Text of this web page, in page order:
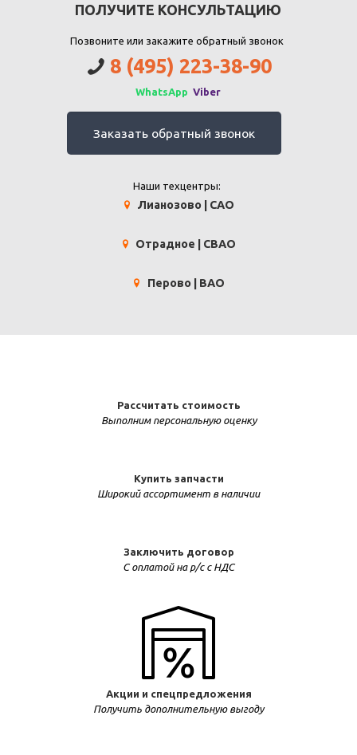
ПОЛУЧИТЕ КОНСУЛЬТАЦИЮ
Позвоните или закажите обратный звонок
8 (495) 223-38-90
WhatsApp Viber
Заказать обратный звонок
Наши техцентры:
Лианозово | САО
Отрадное | СВАО
Перово | ВАО
Рассчитать стоимость
Выполним персональную оценку
Купить запчасти
Широкий ассортимент в наличии
Заключить договор
С оплатой на р/с с НДС
Акции и спецпредложения
Получить дополнительную выгоду